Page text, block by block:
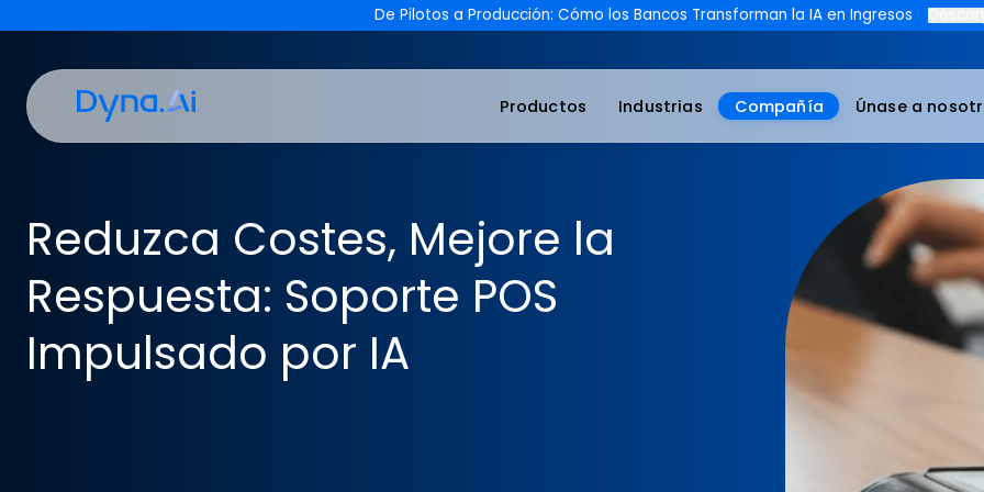
De Pilotos a Producción: Cómo los Bancos Transforman la IA en
Productos Industrias Compañía
Reduzca Costes, Mejore la
Respuesta: Soporte POS
Impulsado por IA